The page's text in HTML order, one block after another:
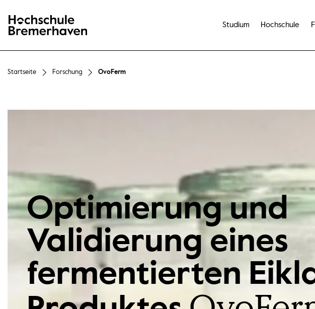
Hochschule Bremerhaven
Studium Hochschule
Startseite Forschung OvoFerm
Optimierung und
Validierung eines
fermentierten